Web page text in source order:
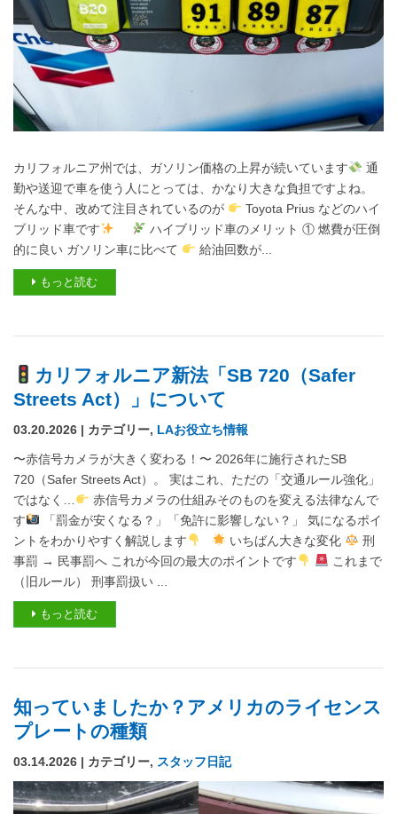
カリフォルニア州では、ガソリン価格の上昇が続いています
通
勤や送迎で車を使う人にとっては、かなり大きな負担ですよね。
そんな中、改めて注目されているのが
Toyota Prius などのハイ
ブリッド車です
ハイブリッド車のメリット ① 燃費が圧倒
的に良い ガソリン車に比べて
給油回数が...
もっと読む
カリフォルニア新法「SB 720（Safer
Streets Act）」について
03.20.2026 | カテゴリー, LAお役立ち情報
〜赤信号カメラが大きく変わる！〜 2026年に施行されたSB
720（Safer Streets Act）。 実はこれ、ただの「交通ルール強化」
ではなく…
赤信号カメラの仕組みそのものを変える法律なんで
す
「罰金が安くなる？」「免許に影響しない？」 気になるポイ
ントをわかりやすく解説します
いちばん大きな変化
刑
事罰 → 民事罰へ これが今回の最大のポイントです
これまで
（旧ルール） 刑事罰扱い ...
もっと読む
知っていましたか？アメリカのライセンス
プレートの種類
03.14.2026 | カテゴリー, スタッフ日記